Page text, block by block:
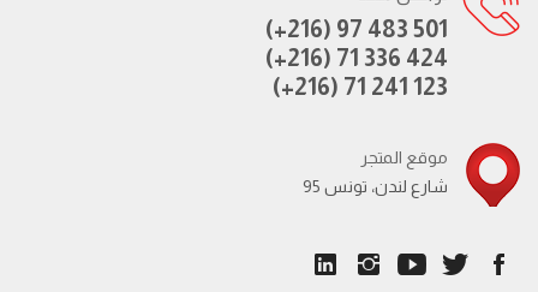
(+216) 97 483 501
(+216) 71 336 424
(+216) 71 241 123
موقع المتجر
95 شارع لندن، تونس